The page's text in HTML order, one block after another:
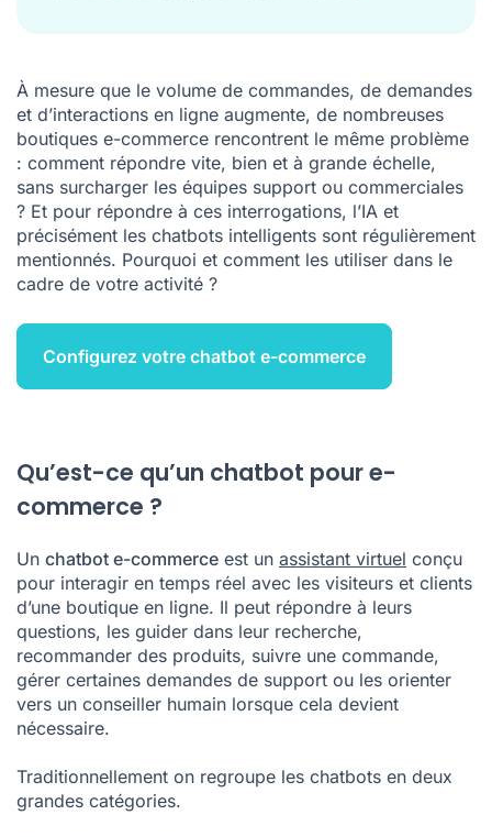
À mesure que le volume de commandes, de demandes
et d’interactions en ligne augmente, de nombreuses
boutiques e-commerce rencontrent le même problème
: comment répondre vite, bien et à grande échelle,
sans surcharger les équipes support ou commerciales
? Et pour répondre à ces interrogations, l’IA et
précisément les chatbots intelligents sont régulièrement
mentionnés. Pourquoi et comment les utiliser dans le
cadre de votre activité ?
Configurez votre chatbot e-commerce
Qu’est-ce qu’un chatbot pour e-
commerce ?
Un chatbot e-commerce est un assistant virtuel conçu
pour interagir en temps réel avec les visiteurs et clients
d’une boutique en ligne. Il peut répondre à leurs
questions, les guider dans leur recherche,
recommander des produits, suivre une commande,
gérer certaines demandes de support ou les orienter
vers un conseiller humain lorsque cela devient
nécessaire.
Traditionnellement on regroupe les chatbots en deux
grandes catégories.